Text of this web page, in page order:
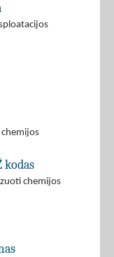
kodas
chemijos